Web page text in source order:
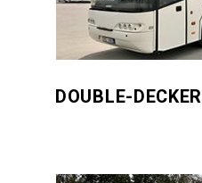
DOUBLE-DECKER